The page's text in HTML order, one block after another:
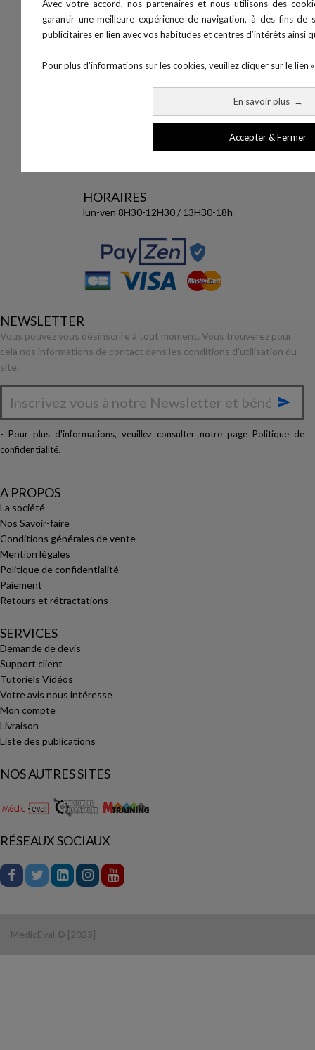
Avec votre accord, nos partenaires et nous utilisons des
garantir une meilleure expérience de navigation, à des fins
publicitaires en lien avec vos habitudes et centres d’intérêts ainsi
Pour plus d'informations sur les cookies, veuillez cliquer sur le lien
En savoir plus →
Accepter & Fermer
25, route Saint-Martin
25480 Pirey (France)
+33 (0) 3 68 38 02 55
SIRET : 87947377500036
HORAIRES
lun-ven 8H30-12H30 / 13H30-18h
NEWSLETTER
Vous pouvez vous désinscrire à tout moment. Vous trouverez pour
cela nos informations de contact dans les conditions d'utilisation du
site.

- Pour plus d'informations, veuillez consulter notre page Politique de
confidentialité.
A PROPOS
La société
Nos Savoir-faire
Conditions générales de vente
Mention légales
Politique de confidentialité
Paiement
Retours et rétractations
SERVICES
Demande de devis
Support client
Tutoriels Vidéos
Votre avis nous intéresse
Mon compte
Livraison
Liste des publications
NOS AUTRES SITES
RÉSEAUX SOCIAUX
MedicEval © [2023]